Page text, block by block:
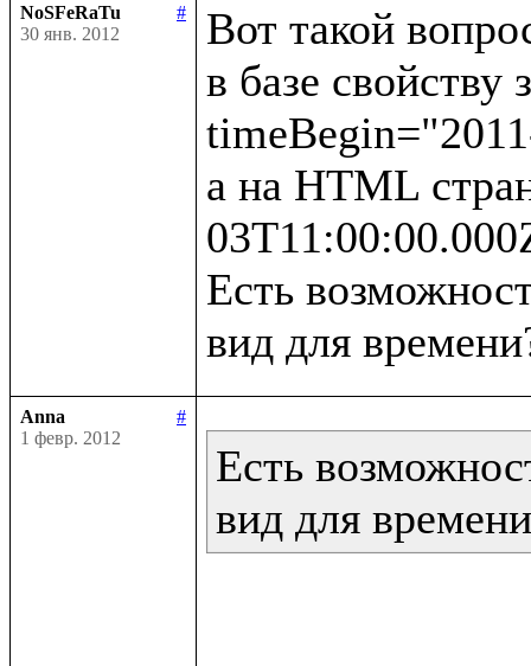
NoSFeRaTu
#
30 янв. 2012
Вот такой
в базе свойству
а на HTML
Есть
Anna
#
1 февр. 2012
Есть
вид для